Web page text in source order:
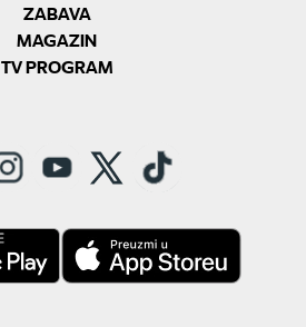
ZABAVA
MAGAZIN
TV PROGRAM